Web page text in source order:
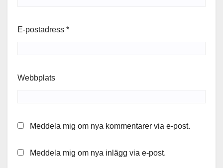
E-postadress *
Webbplats
Meddela mig om nya kommentarer via e-post.
Meddela mig om nya inlägg via e-post.